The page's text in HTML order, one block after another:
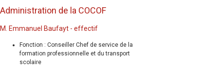
Administration de la COCOF
M. Emmanuel Baufayt - effectif
Fonction : Conseiller Chef de service de la
formation professionnelle et du transport
scolaire